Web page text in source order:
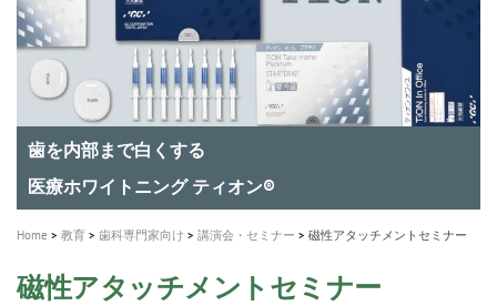
ー
A healthy smile greatly contributes to your quality of life
新発売 エバーエックス フロー
製品の詳細情報はこちら
「セラスマート テクノロジーブック」公開
「イニシャル LiSi（リジ）ブロック テクノロジーブッ
ク」公開
歯を内部まで白くする
医療ホワイトニング ティオン®
新製品 イオム ナゴミ for DH
専用サイトはこちら
新製品バキュクレーブ 118 / 318 Prime
製品の詳細情報はこちら
インプラント Aadva®
ショートインプラント新発売
GCグループ企業
Home 教育 歯科専門家向け 講演会・セミナー 磁性アタッチメントセミナー
磁性アタッチメントセミナー